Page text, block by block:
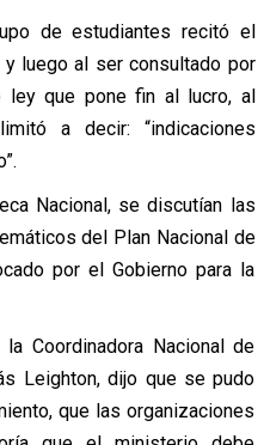
de estudiantes recitó el
y luego al ser consultado por
ley que pone fin al lucro, al
a decir: “indicaciones
Nacional, se discutían las
del Plan Nacional de
por el Gobierno para la
Coordinadora Nacional de
Leighton, dijo que se pudo
que las organizaciones